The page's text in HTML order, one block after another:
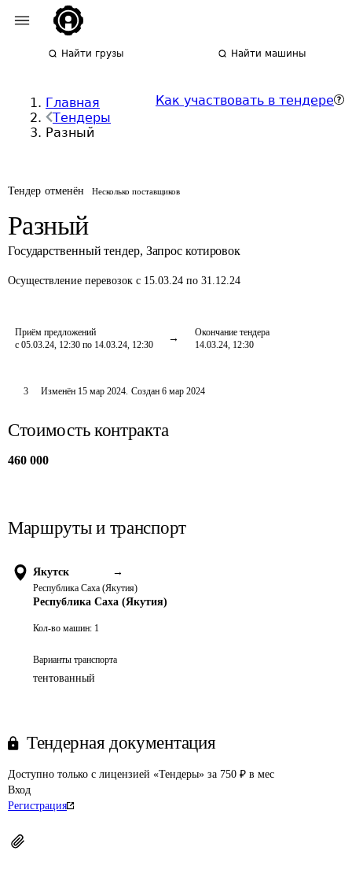
Найти грузы Найти машины
Главная
Тендеры
Разный
Как участвовать в тендере
Тендер отменён Несколько поставщиков
Разный
Государственный тендер, Запрос котировок
Осуществление перевозок с 15.03.24 по 31.12.24
Приём предложений
с 05.03.24, 12:30 по 14.03.24, 12:30
Окончание тендера
14.03.24, 12:30
3 Изменён 15 мар 2024. Создан 6 мар 2024
Стоимость контракта
460 000
Маршруты и транспорт
Якутск →
Республика Саха (Якутия)
Республика Саха (Якутия)
Кол-во машин: 1
Варианты транспорта
тентованный
Тендерная документация
Доступно только с лицензией «Тендеры» за 750 ₽ в мес
Вход
Регистрация